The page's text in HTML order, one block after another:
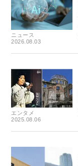
ニュース
2026.08.03
エンタメ
2025.08.06